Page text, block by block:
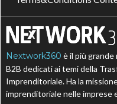
Nextwork360 è il più
B2B dedicati ai temi della
Imprenditoriale. Ha la
imprenditoriale nelle imprese